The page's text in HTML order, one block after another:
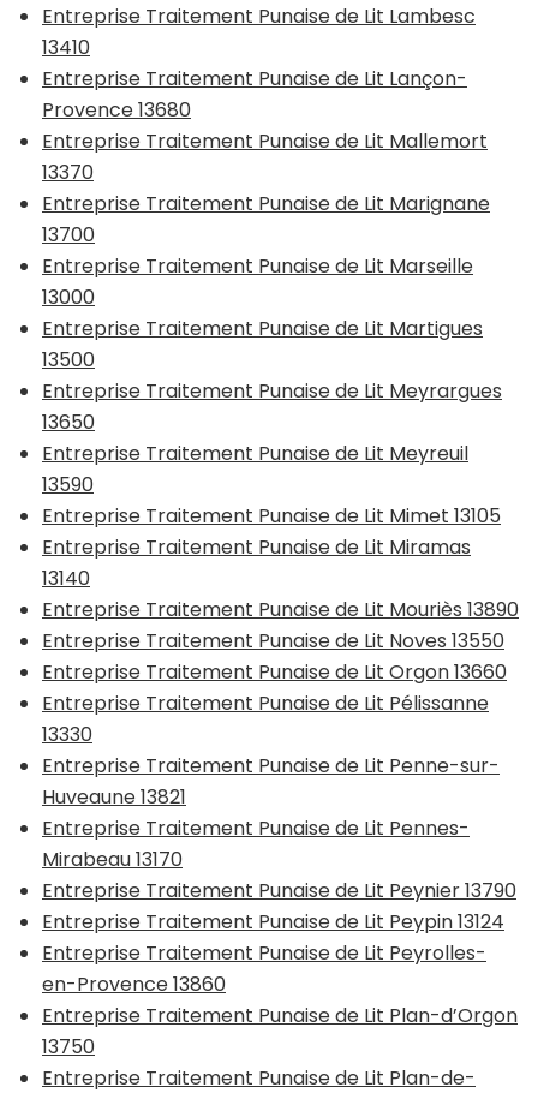
Entreprise Traitement Punaise de Lit Lambesc
13410
Entreprise Traitement Punaise de Lit Lançon-
Provence 13680
Entreprise Traitement Punaise de Lit Mallemort
13370
Entreprise Traitement Punaise de Lit Marignane
13700
Entreprise Traitement Punaise de Lit Marseille
13000
Entreprise Traitement Punaise de Lit Martigues
13500
Entreprise Traitement Punaise de Lit Meyrargues
13650
Entreprise Traitement Punaise de Lit Meyreuil
13590
Entreprise Traitement Punaise de Lit Mimet 13105
Entreprise Traitement Punaise de Lit Miramas
13140
Entreprise Traitement Punaise de Lit Mouriès 13890
Entreprise Traitement Punaise de Lit Noves 13550
Entreprise Traitement Punaise de Lit Orgon 13660
Entreprise Traitement Punaise de Lit Pélissanne
13330
Entreprise Traitement Punaise de Lit Penne-sur-
Huveaune 13821
Entreprise Traitement Punaise de Lit Pennes-
Mirabeau 13170
Entreprise Traitement Punaise de Lit Peynier 13790
Entreprise Traitement Punaise de Lit Peypin 13124
Entreprise Traitement Punaise de Lit Peyrolles-
en-Provence 13860
Entreprise Traitement Punaise de Lit Plan-d’Orgon
13750
Entreprise Traitement Punaise de Lit Plan-de-